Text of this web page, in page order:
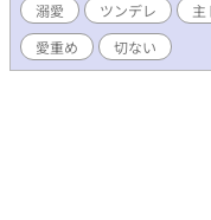
息サマとえっちしちゃっ
ど？！？！どういうこと
はヒートで御令息サマに
訳はできない！！！ 御
い、過激すれすれ主従
溺愛
ツンデレ
愛重め
切ない